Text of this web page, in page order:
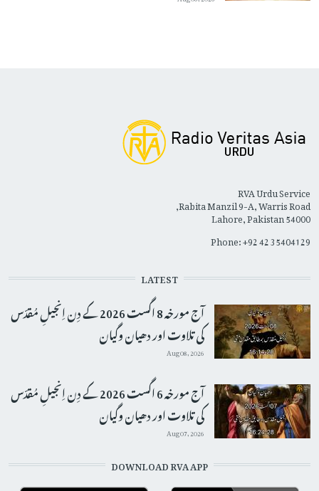
RVA Urdu Service
Rabita Manzil 9-A, Warris Road,
Lahore, Pakistan 54000
Phone: +92 42 35404129
LATEST
آج مورخہ 8 اگست 2026 کے دِن اِنجیلِ مُقدّس
کی تلاوت اور دھیان وگیان
Aug 08, 2026
آج مورخہ 6 اگست 2026 کے دِن اِنجیلِ مُقدّس
کی تلاوت اور دھیان وگیان
Aug 07, 2026
DOWNLOAD RVA APP